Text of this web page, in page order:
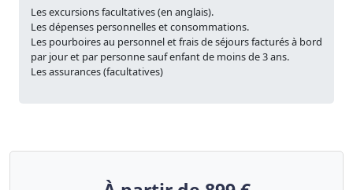
Les excursions facultatives (en anglais).
Les dépenses personnelles et consommations.
Les pourboires au personnel et frais de séjours facturés à bord
par jour et par personne sauf enfant de moins de 3 ans.
Les assurances (facultatives)